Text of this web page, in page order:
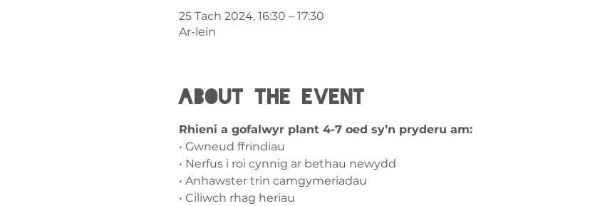
25 Tach 2024, 16:30 – 17:30
Ar-lein
About the event
Rhieni a gofalwyr plant 4-7 oed sy’n pryderu am:
• Gwneud ffrindiau
• Nerfus i roi cynnig ar bethau newydd
• Anhawster trin camgymeriadau
• Ciliwch rhag heriau